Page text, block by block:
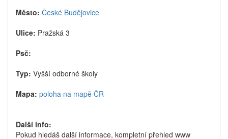
Město: České Budějovice
Ulice: Pražská 3
Psč:
Typ: Vyšší odborné školy
Mapa: poloha na mapě ČR
Další info:
Pokud hledáš další informace, kompletní přehled www